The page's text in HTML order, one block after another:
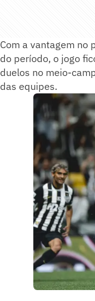
Com a vantagem no
do período, o jogo
duelos no meio-
das equipes.